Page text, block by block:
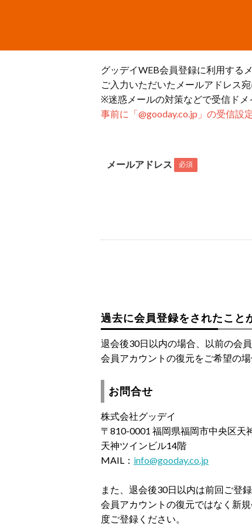
グッデイWEB会員登録に利用する
ご入力いただいたメールアドレス
※迷惑メールの対策などで受信ドメ
事前に「@gooday.co.jp」の受信設
メールアドレス 必須
過去に会員登録をされたこと
退会後30日以内の場合、以前の会
会員アカウントの復元をご希望の
お問合せ
株式会社グッデイ
〒810-0001 福岡県福岡市中央区天
天神ツインビル14階
MAIL： info@gooday.co.jp
また、退会後30日以内は前回ご登
会員アカウントの復元ではなく新
度ご登録ください。